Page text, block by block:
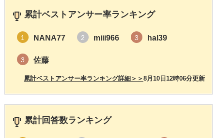
累計ベストアンサー率ランキング
1 NANA77 2 miii966 3 hal39
3 佐藤
8月10日12時06分更新
累計ベストアンサー率ランキング詳細＞＞
累計回答数ランキング